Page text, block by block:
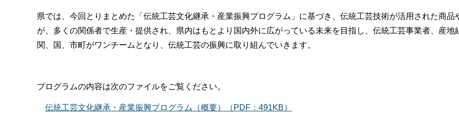
県では、今回とりまとめた「伝統工芸文化継承・産業振興プログラム」に基づき、伝統工芸技術が活用された商品
が、多くの関係者で生産・提供され、県内はもとより国内外に広がっている未来を目指し、伝統工芸事業者、産地
関、国、市町がワンチームとなり、伝統工芸の振興に取り組んでいきます。
プログラムの内容は次のファイルをご覧ください。
伝統工芸文化継承・産業振興プログラム（概要）（PDF：491KB）